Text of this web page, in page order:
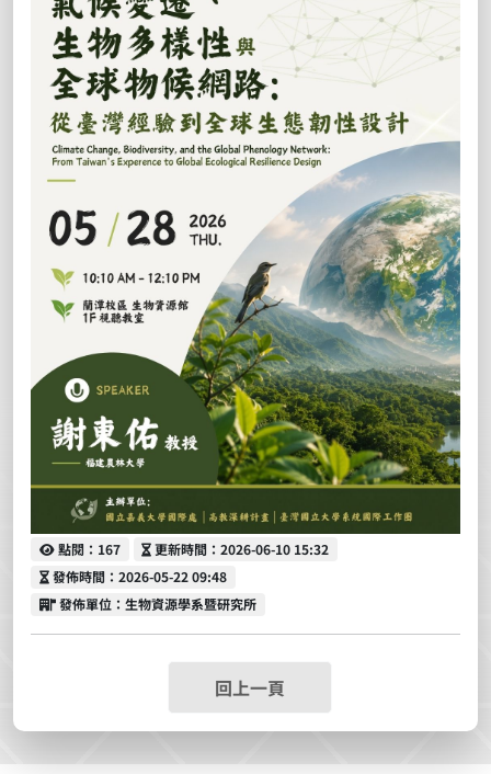
點閱
點閱：167 更新時間
更新時間：2026-06-10 15:32
發佈時間
發佈時間：2026-05-22 09:48
發佈單位
發佈單位：生物資源學系暨研究所
回上一頁